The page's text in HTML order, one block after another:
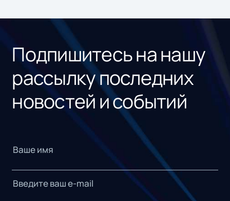
Подпишитесь на нашу
рассылку последних
новостей и событий